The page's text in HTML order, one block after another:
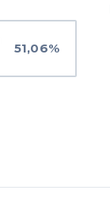
51,06%